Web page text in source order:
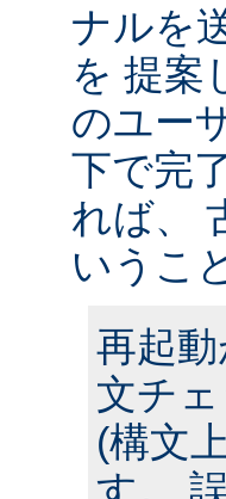
ナルを
を 提案
のユー
下で完
れば、
いうこ
再起
文チ
(構文